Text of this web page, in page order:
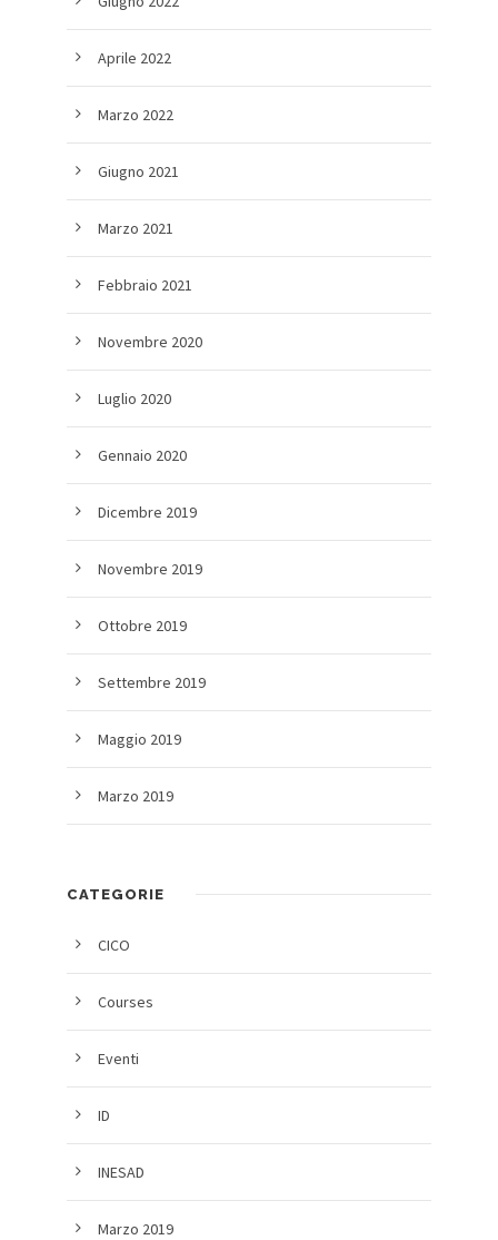
Aprile 2022
Marzo 2022
Giugno 2021
Marzo 2021
Febbraio 2021
Novembre 2020
Luglio 2020
Gennaio 2020
Dicembre 2019
Novembre 2019
Ottobre 2019
Settembre 2019
Maggio 2019
Marzo 2019
CATEGORIE
CICO
Courses
Eventi
ID
INESAD
Marzo 2019